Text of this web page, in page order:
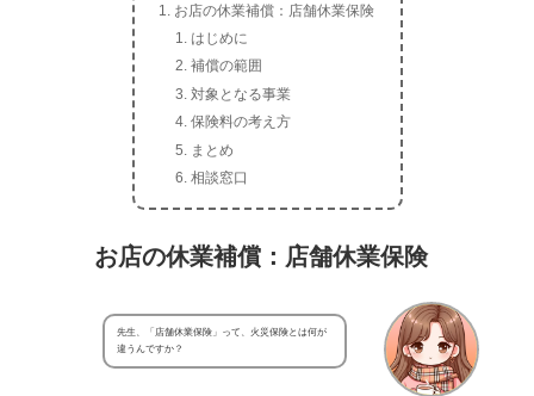
お店の休業補償：店舗休業保険
はじめに
補償の範囲
対象となる事業
保険料の考え方
まとめ
相談窓口
お店の休業補償：店舗休業保険
先生、「店舗休業保険」って、火災保険とは何が
違うんですか？